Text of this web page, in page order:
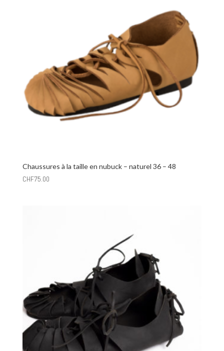
Chaussures à la taille en nubuck – naturel 36 – 48
CHF75.00